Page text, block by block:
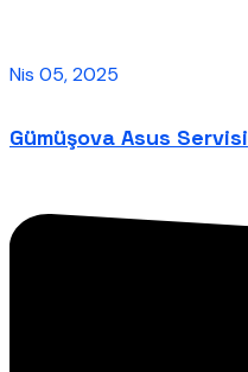
Nis 05, 2025
Gümüşova Asus Servisi